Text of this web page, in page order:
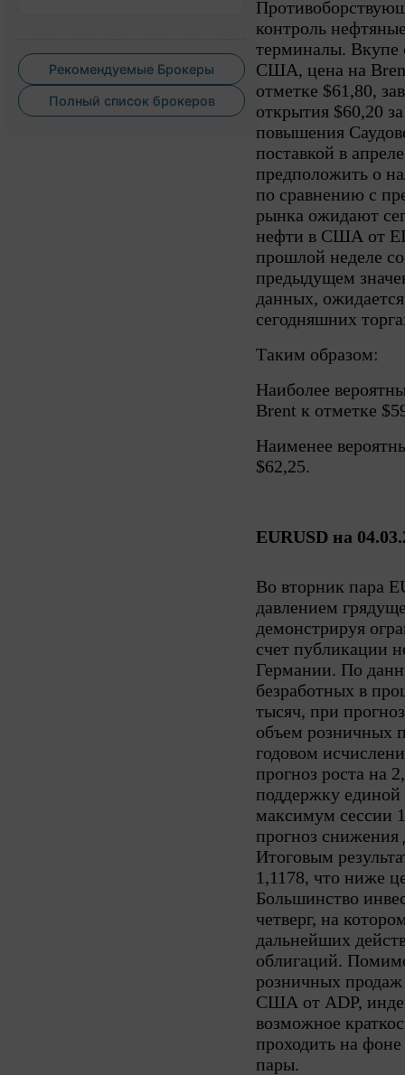
Рекомендуемые Брокеры
Полный список брокеров
контроль
терминалы. Вкупе
США, цена на
отметке $61,80,
открытия $60,20
повышения
поставкой в
предположить о
по сравнению с
рынка ожидают
нефти в США от
прошлой неделе
предыдущем
данных,
сегодняшних
Таким образом:
Наиболее
Brent к отметке
Наименее
$62,25.
EURUSD на
Во вторник пара
давлением
демонстрируя
счет публикации
Германии. По
безработных в
тысяч, при
объем розничных
годовом
прогноз роста на
поддержку единой
максимум сессии
прогноз
Итоговым
1,1178, что ниже
Большинство
четверг, на
дальнейших
облигаций.
розничных продаж
США от ADP,
возможное
проходить на
пары.